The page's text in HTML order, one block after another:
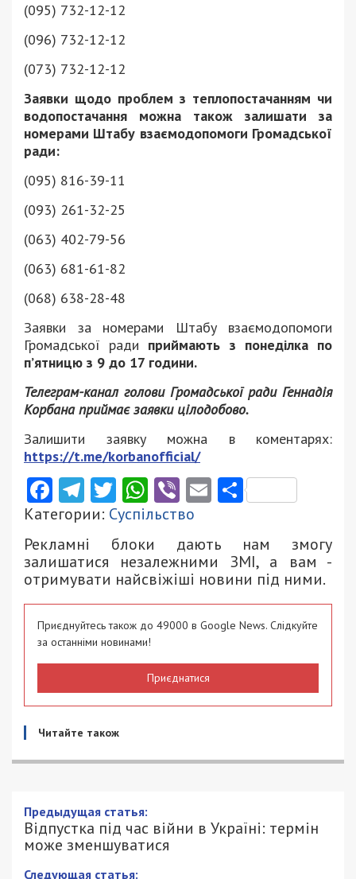
(095) 732-12-12
(096) 732-12-12
(073) 732-12-12
Заявки щодо проблем з теплопостачанням чи
водопостачання можна також залишати за
номерами Штабу взаємодопомоги Громадської
ради:
(095) 816-39-11
(093) 261-32-25
(063) 402-79-56
(063) 681-61-82
(068) 638-28-48
Заявки за номерами Штабу взаємодопомоги
Громадської ради приймають з понеділка по
п’ятницю з 9 до 17 години.
Телеграм-канал голови Громадської ради Геннадія
Корбана приймає заявки цілодобово.
Залишити заявку можна в коментарях:
https://t.me/korbanofficial/
Facebook
Telegram
Twitter
WhatsApp
ViberEmail
Категории: Суспільство
Рекламні блоки дають нам змогу
залишатися незалежними ЗМІ, а вам -
отримувати найсвіжіші новини під ними.
Приєднуйтесь також до 49000 в Google News. Слідкуйте
за останніми новинами!
Приєднатися
Читайте також
Предыдущая статья:
Відпустка під час війни в Україні: термін
може зменшуватися
Следующая статья: